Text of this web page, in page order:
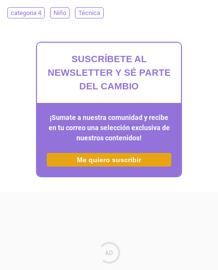
categoria 4 Niño Técnica
SUSCRÍBETE AL
NEWSLETTER Y SÉ PARTE
DEL CAMBIO
¡Sumate a nuestra comunidad y recibe
en tu correo una selección exclusiva de
nuestros contenidos!
Me quiero suscribir